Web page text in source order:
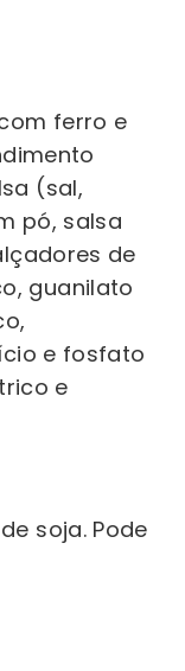
ferro e
(sal,
pó, salsa
de
guanilato
e fosfato
e
soja. Pode